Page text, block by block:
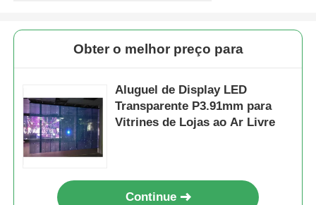
Obter o melhor preço para
Aluguel de Display LED
Transparente P3.91mm para
Vitrines de Lojas ao Ar Livre
Continue